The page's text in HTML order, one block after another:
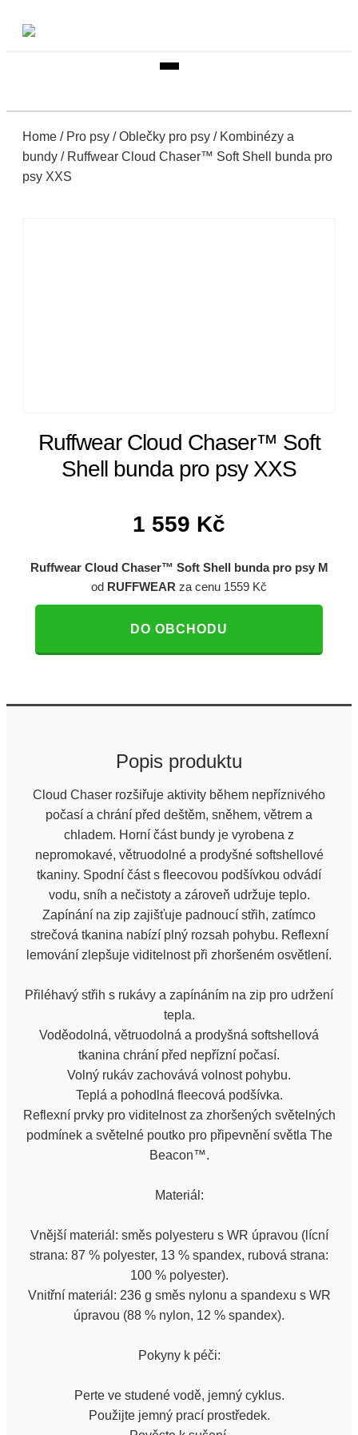
Home / Pro psy /Oblečky pro psy / Kombinézy a
bundy / Ruffwear Cloud Chaser™ Soft Shell bunda pro
psy XXS
Ruffwear Cloud Chaser™ Soft
Shell bunda pro psy XXS
1 559 Kč
Ruffwear Cloud Chaser™ Soft Shell bunda pro psy M
od RUFFWEAR za cenu 1559 Kč
DO OBCHODU
Popis produktu
Cloud Chaser rozšiřuje aktivity během nepříznivého
počasí a chrání před deštěm, sněhem, větrem a
chladem. Horní část bundy je vyrobena z
nepromokavé, větruodolné a prodyšné softshellové
tkaniny. Spodní část s fleecovou podšívkou odvádí
vodu, sníh a nečistoty a zároveň udržuje teplo.
Zapínání na zip zajišťuje padnoucí střih, zatímco
strečová tkanina nabízí plný rozsah pohybu. Reflexní
lemování zlepšuje viditelnost při zhoršeném osvětlení.
Přiléhavý střih s rukávy a zapínáním na zip pro udržení
tepla.
Voděodolná, větruodolná a prodyšná softshellová
tkanina chrání před nepřízní počasí.
Volný rukáv zachovává volnost pohybu.
Teplá a pohodlná fleecová podšívka.
Reflexní prvky pro viditelnost za zhoršených světelných
podmínek a světelné poutko pro připevnění světla The
Beacon™.
Materiál:
Vnější materiál: směs polyesteru s WR úpravou (lícní
strana: 87 % polyester, 13 % spandex, rubová strana:
100 % polyester).
Vnitřní materiál: 236 g směs nylonu a spandexu s WR
úpravou (88 % nylon, 12 % spandex).
Pokyny k péči:
Perte ve studené vodě, jemný cyklus.
Použijte jemný prací prostředek.